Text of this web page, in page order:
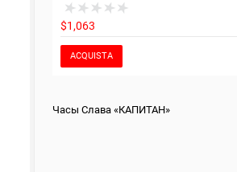
$1,063
ACQUISTA
Часы Слава «КАПИТАН»